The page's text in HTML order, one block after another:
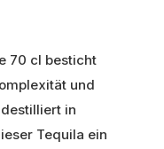
70 cl besticht
und
in
Tequila ein